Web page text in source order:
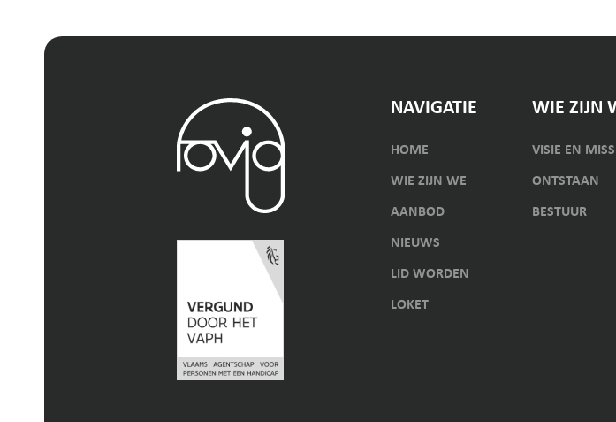
NAVIGATIE
HOME
WIE ZIJN WE
AANBOD
NIEUWS
LID WORDEN
LOKET
WIE ZIJN
VISIE EN
ONTSTAAN
BESTUUR